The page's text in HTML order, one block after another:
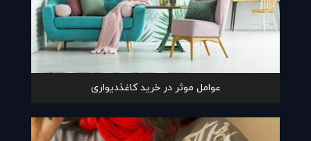
عوامل موثر در خرید کاغذدیواری